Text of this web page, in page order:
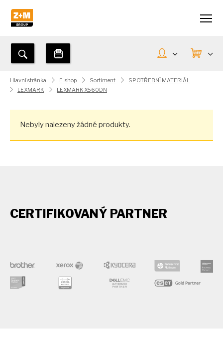
Hlavní stránka E-shop Sortiment
SPOTŘEBNÍ MATERIÁL
LEXMARK
LEXMARK X560DN
Nebyly nalezeny žádné produkty.
CERTIFIKOVANÝ PARTNER